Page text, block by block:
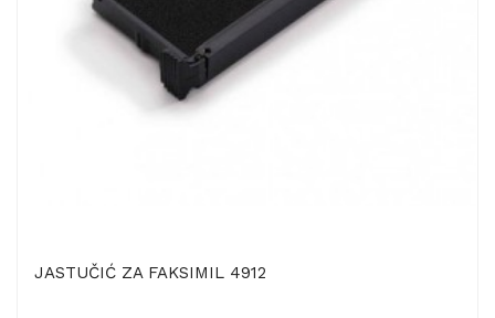
JASTUČIĆ ZA FAKSIMIL 4912